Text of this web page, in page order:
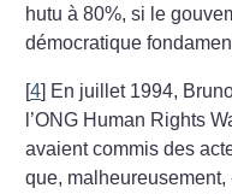
hutu à 80%, si le
démocratique
[4] En juillet 1994,
l’ONG Human Rights
avaient commis des
que, malheureusement,